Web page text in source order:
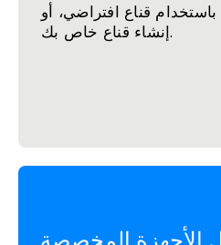
قناع افتراضي، أو
إنشاء قناع خاص بك.